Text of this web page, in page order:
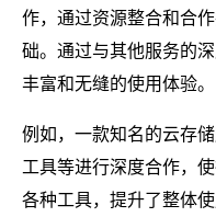
作，通过资源整合和合
础。通过与其他服务的
丰富和无缝的使用体验。
例如，一款知名的云存
工具等进行深度合作，
各种工具，提升了整体